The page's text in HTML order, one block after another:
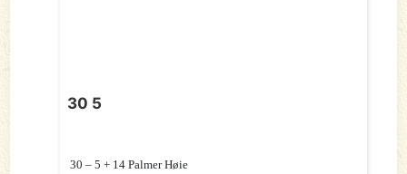
30 5
30 – 5 + 14 Palmer Høie